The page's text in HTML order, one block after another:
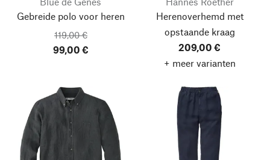
Gebreide polo voor heren
119,00 €
99,00 €
Herenoverhemd met
opstaande kraag
209,00 €
+ meer varianten